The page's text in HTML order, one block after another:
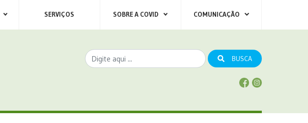
SERVIÇOS SOBRE A COVID COMUNICAÇÃO
BUSCA